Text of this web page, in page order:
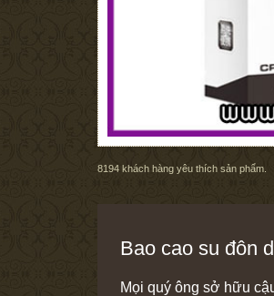
8194 khách hàng yêu thích sản phẩm.
Bao cao su đôn
Mọi quý ông sở hữu